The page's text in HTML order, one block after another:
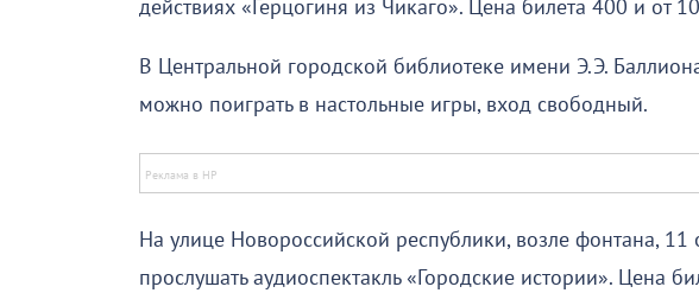
действиях «Герцогиня из Чикаго». Цена билета 400 и от
В Центральной городской библиотеке имени Э.Э.
можно поиграть в настольные игры, вход свободный.
На улице Новороссийской республики, возле фонтана,
прослушать аудиоспектакль «Городские истории». Цена